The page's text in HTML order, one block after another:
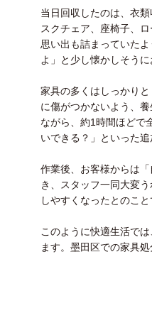
当日回収したのは、衣
スクチェア、座椅子、
思い出も詰まっていた
よ」と少し懐かしそう
家具の多くはしっかり
に傷がつかないよう、
ながら、約1時間ほどで
いできる？」といった
作業後、お客様からは
き、スタッフ一同大変
しやすくなったとのこと
このように快適生活で
ます。墨田区での家具